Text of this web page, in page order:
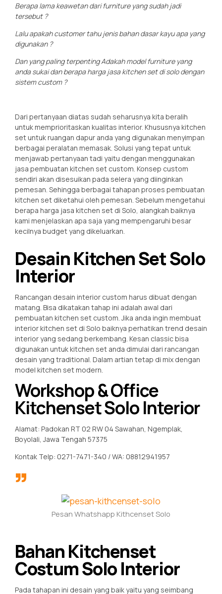
Berapa lama keawetan dari furniture yang sudah jadi
tersebut ?
Lalu apakah customer tahu jenis bahan dasar kayu apa yang
digunakan ?
Dan yang paling terpenting Adakah model furniture yang
anda sukai dan berapa harga jasa kitchen set di solo dengan
sistem custom ?
Dari pertanyaan diatas sudah seharusnya kita beralih
untuk memprioritaskan kualitas interior. Khususnya kitchen
set untuk ruangan dapur anda yang digunakan menyimpan
berbagai peralatan memasak. Solusi yang tepat untuk
menjawab pertanyaan tadi yaitu dengan menggunakan
jasa pembuatan kitchen set custom. Konsep custom
sendiri akan disesuikan pada selera yang diinginkan
pemesan. Sehingga berbagai tahapan proses pembuatan
kitchen set diketahui oleh pemesan. Sebelum mengetahui
berapa harga jasa kitchen set di Solo, alangkah baiknya
kami menjelaskan apa saja yang mempengaruhi besar
kecilnya budget yang dikeluarkan.
Desain Kitchen Set Solo
Interior
Rancangan desain interior custom harus dibuat dengan
matang. Bisa dikatakan tahap ini adalah awal dari
pembuatan kitchen set custom. Jika anda ingin membuat
interior kitchen set di Solo baiknya perhatikan trend desain
interior yang sedang berkembang. Kesan classic bisa
digunakan untuk kitchen set anda dimulai dari rancangan
desain yang traditional. Dalam artian tetap di mix dengan
model kitchen set modern.
Workshop & Office
Kitchenset Solo Interior
Alamat: Padokan RT 02 RW 04 Sawahan, Ngemplak,
Boyolali, Jawa Tengah 57375
Kontak Telp: 0271-7471-340 / WA: 08812941957
Pesan Whatshapp Kithcenset Solo
Bahan Kitchenset
Costum Solo Interior
Pada tahapan ini desain yang baik yaitu yang seimbang